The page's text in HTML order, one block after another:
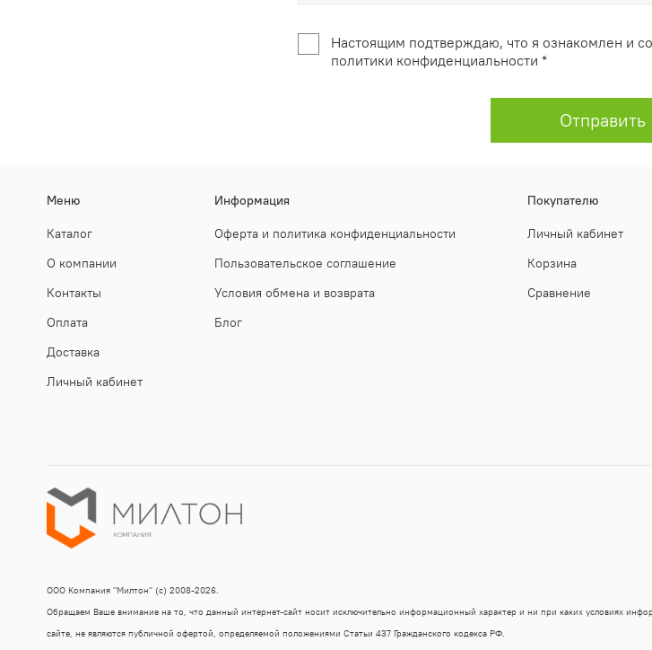
Настоящим подтверждаю, что я ознакомлен и
политики конфиденциальности *
Отправить
Меню
Каталог
О компании
Контакты
Оплата
Доставка
Личный кабинет
Информация
Оферта и политика конфиденциальности
Пользовательское соглашение
Условия обмена и возврата
Блог
Покупателю
Личный кабинет
Корзина
Сравнение
ООО Компания "Милтон" (с) 2008-2026.
Обращаем Ваше внимание на то, что данный интернет-сайт носит исключительно информационный характер и ни при каких условиях
сайте, не являются публичной офертой, определяемой положениями Статьи 437 Гражданского кодекса РФ.